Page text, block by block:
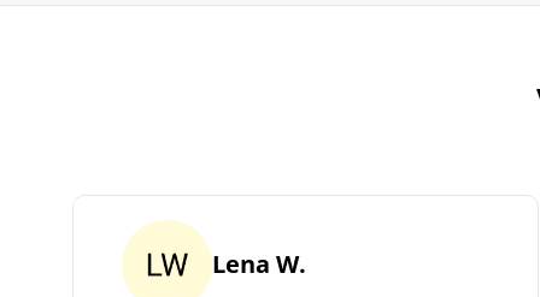
Lena W.